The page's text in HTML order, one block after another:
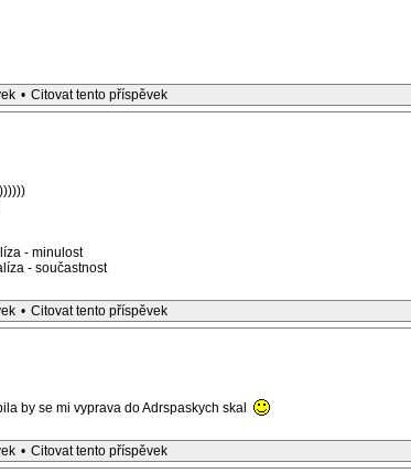
• Citovat tento příspěvek
- minulost
- součastnost
• Citovat tento příspěvek
by se mi vyprava do Adrspaskych skal
• Citovat tento příspěvek